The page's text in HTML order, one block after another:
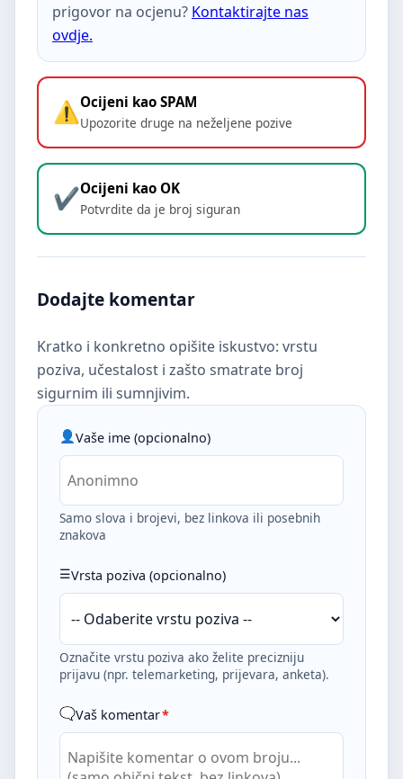
prigovor na ocjenu? Kontaktirajte nas
ovdje.
Ocijeni kao SPAM
Upozorite druge na neželjene pozive
Ocijeni kao OK
Potvrdite da je broj siguran
Dodajte komentar
Kratko i konkretno opišite iskustvo: vrstu
poziva, učestalost i zašto smatrate broj
sigurnim ili sumnjivim.
Vaše ime (opcionalno)
Samo slova i brojevi, bez linkova ili posebnih
znakova
Vrsta poziva (opcionalno)
Označite vrstu poziva ako želite precizniju
prijavu (npr. telemarketing, prijevara, anketa).
Vaš komentar*